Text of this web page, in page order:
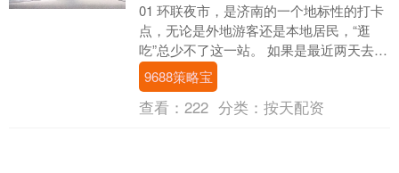
01 环联夜市，是济南的一个地标性的打卡
点，无论是外地游客还是本地居民，“逛
吃”总少不了这一站。 如果是最近两天去环
联夜市，那么您有福了，一场“美食争霸
赛”正在....
9688策略宝
查看： 222 分类： 按天配资